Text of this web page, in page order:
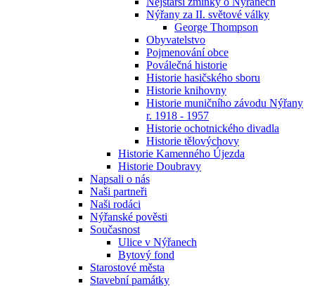
Nýřany za II. světové války
George Thompson
Obyvatelstvo
Pojmenování obce
Poválečná historie
Historie hasičského sboru
Historie knihovny
Historie muničního závodu Nýřany
r. 1918 - 1957
Historie ochotnického divadla
Historie tělovýchovy
Historie Kamenného Újezda
Historie Doubravy
Napsali o nás
Naši partneři
Naši rodáci
Nýřanské pověsti
Současnost
Ulice v Nýřanech
Bytový fond
Starostové města
Stavební památky